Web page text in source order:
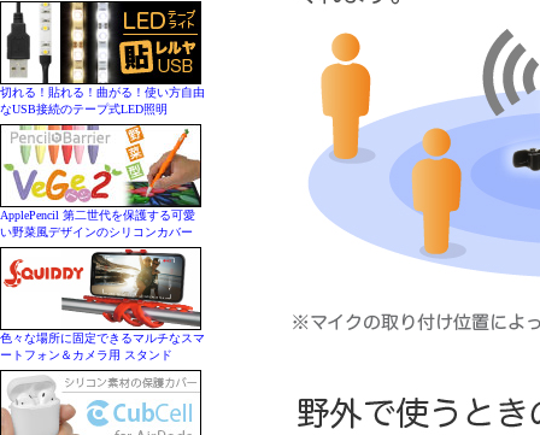
切れる！貼れる！曲がる！使い方自由
なUSB接続のテープ式LED照明
ApplePencil 第二世代を保護する可愛
い野菜風デザインのシリコンカバー
色々な場所に固定できるマルチなスマ
ートフォン＆カメラ用 スタンド